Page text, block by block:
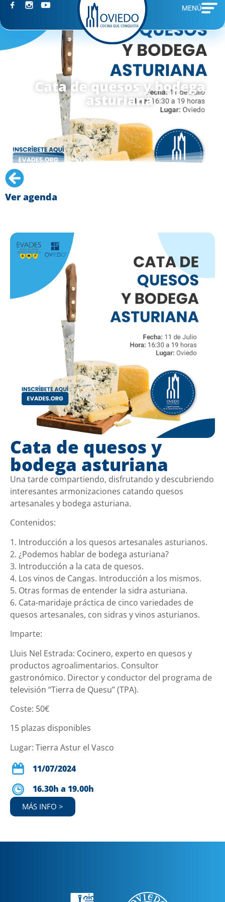
MENÚ
Cata de quesos y bodega
asturiana
Ver agenda
Cata de quesos y
bodega asturiana
Una tarde compartiendo, disfrutando y descubriendo
interesantes armonizaciones catando quesos
artesanales y bodega asturiana.
Contenidos:
1. Introducción a los quesos artesanales asturianos.
2. ¿Podemos hablar de bodega asturiana?
3. Introducción a la cata de quesos.
4. Los vinos de Cangas. Introducción a los mismos.
5. Otras formas de entender la sidra asturiana.
6. Cata-maridaje práctica de cinco variedades de
quesos artesanales, con sidras y vinos asturianos.
Imparte:
Lluis Nel Estrada: Cocinero, experto en quesos y
productos agroalimentarios. Consultor
gastronómico. Director y conductor del programa de
televisión “Tierra de Quesu” (TPA).
Coste: 50€
15 plazas disponibles
Lugar: Tierra Astur el Vasco
11/07/2024
16.30h a 19.00h
MÁS INFO >